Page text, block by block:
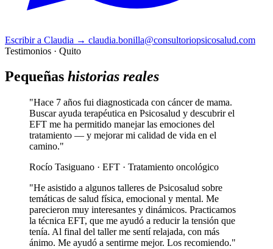
Escribir a Claudia → claudia.bonilla@consultoriopsicosalud.com
Testimonios · Quito
Pequeñas historias reales
"Hace 7 años fui diagnosticada con cáncer de mama.
Buscar ayuda terapéutica en Psicosalud y descubrir el
EFT me ha permitido manejar las emociones del
tratamiento — y mejorar mi calidad de vida en el
camino."
Rocío Tasiguano · EFT · Tratamiento oncológico
"He asistido a algunos talleres de Psicosalud sobre
temáticas de salud física, emocional y mental. Me
parecieron muy interesantes y dinámicos. Practicamos
la técnica EFT, que me ayudó a reducir la tensión que
tenía. Al final del taller me sentí relajada, con más
ánimo. Me ayudó a sentirme mejor. Los recomiendo."